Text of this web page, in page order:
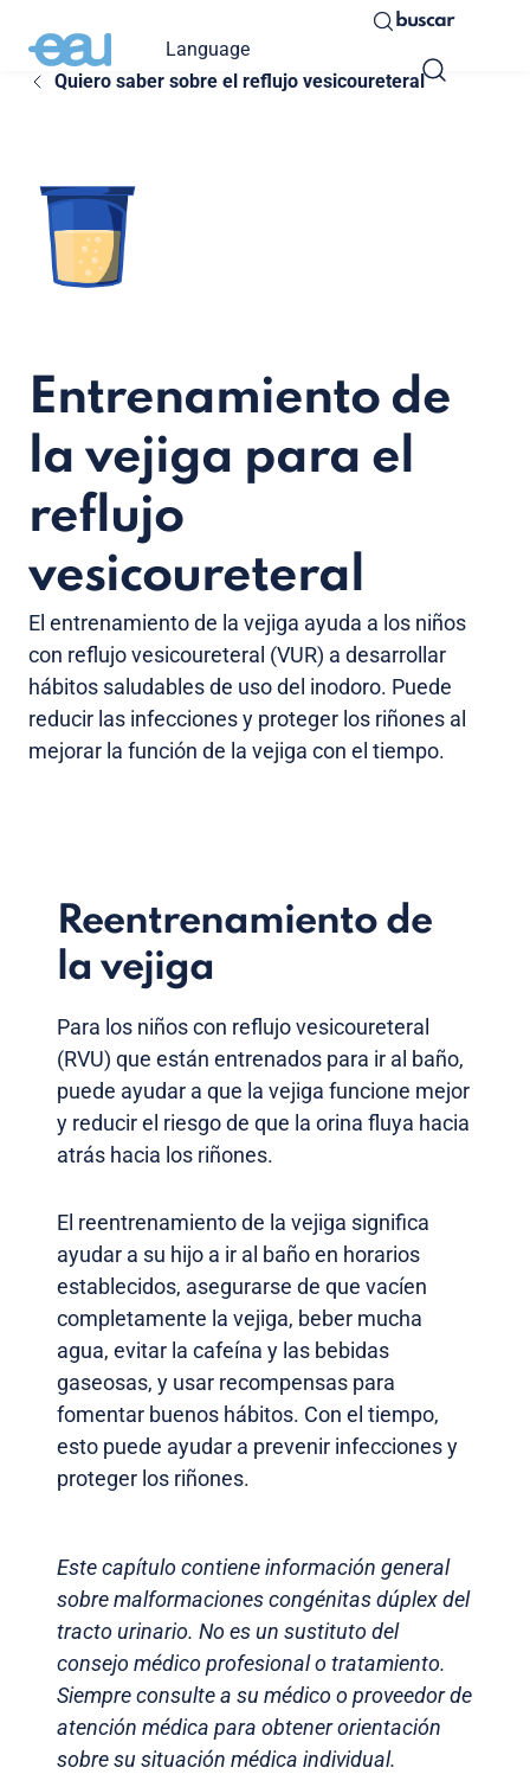
Language
buscar
Quiero saber sobre el reflujo vesicoureteral
Entrenamiento de
la vejiga para el
reflujo
vesicoureteral
El entrenamiento de la vejiga ayuda a los niños
con reflujo vesicoureteral (VUR) a desarrollar
hábitos saludables de uso del inodoro. Puede
reducir las infecciones y proteger los riñones al
mejorar la función de la vejiga con el tiempo.
Reentrenamiento de
la vejiga
Para los niños con reflujo vesicoureteral
(RVU) que están entrenados para ir al baño,
puede ayudar a que la vejiga funcione mejor
y reducir el riesgo de que la orina fluya hacia
atrás hacia los riñones.
El reentrenamiento de la vejiga significa
ayudar a su hijo a ir al baño en horarios
establecidos, asegurarse de que vacíen
completamente la vejiga, beber mucha
agua, evitar la cafeína y las bebidas
gaseosas, y usar recompensas para
fomentar buenos hábitos. Con el tiempo,
esto puede ayudar a prevenir infecciones y
proteger los riñones.
Este capítulo contiene información general
sobre malformaciones congénitas dúplex del
tracto urinario. No es un sustituto del
consejo médico profesional o tratamiento.
Siempre consulte a su médico o proveedor de
atención médica para obtener orientación
sobre su situación médica individual.